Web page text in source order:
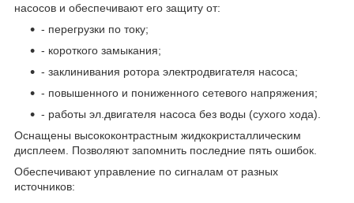
насосов и обеспечивают его защиту от:
- перегрузки по току;
- короткого замыкания;
- заклинивания ротора электродвигателя насоса;
- повышенного и пониженного сетевого напряжения;
- работы эл.двигателя насоса без воды (сухого хода).
Оснащены высококонтрастным жидкокристаллическим
дисплеем. Позволяют запомнить последние пять ошибок.
Обеспечивают управление по сигналам от разных
источников: